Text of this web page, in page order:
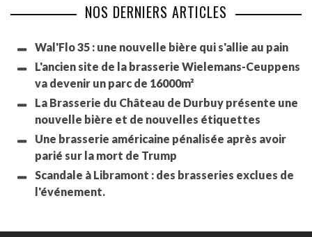
NOS DERNIERS ARTICLES
Wal'Flo 35 : une nouvelle bière qui s'allie au pain
L'ancien site de la brasserie Wielemans-Ceuppens
va devenir un parc de 16000m²
La Brasserie du Château de Durbuy présente une
nouvelle bière et de nouvelles étiquettes
Une brasserie américaine pénalisée après avoir
parié sur la mort de Trump
Scandale à Libramont : des brasseries exclues de
l'événement.